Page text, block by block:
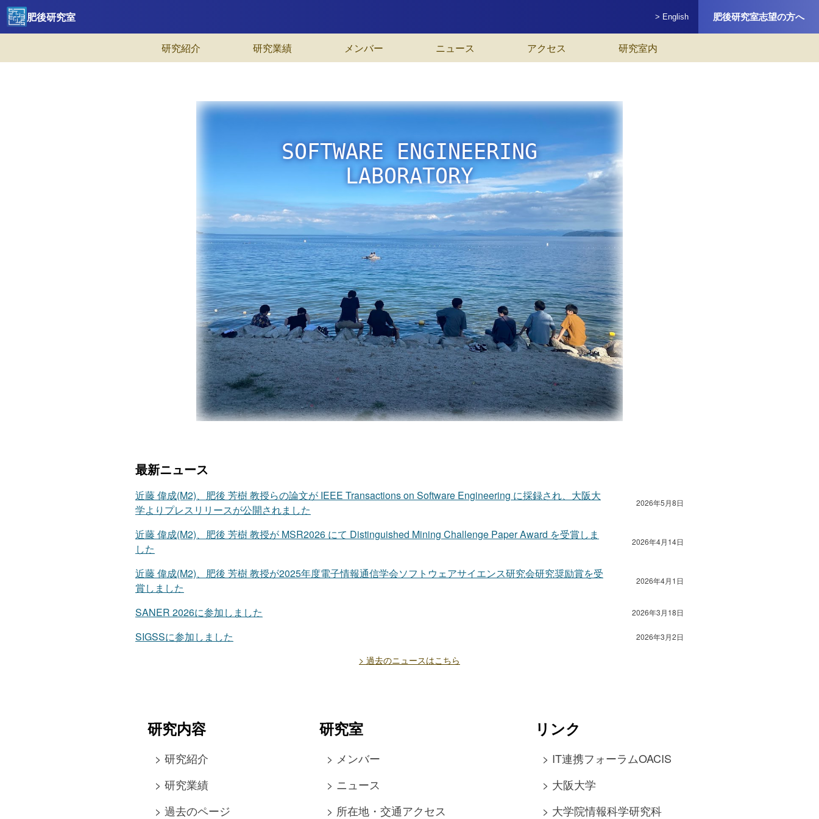
肥後研究室 > English 肥後研究室志望の方へ
研究紹介 研究業績 メンバー ニュース アクセス 研究室内
最新ニュース
近藤 偉成(M2)、肥後 芳樹 教授らの論文が IEEE Transactions on Software Engineering に採録され、大阪大
学よりプレスリリースが公開されました
2026年5月8日
近藤 偉成(M2)、肥後 芳樹 教授が MSR2026 にて Distinguished Mining Challenge Paper Award を受賞しま
した
2026年4月14日
近藤 偉成(M2)、肥後 芳樹 教授が2025年度電子情報通信学会ソフトウェアサイエンス研究会研究奨励賞を受
賞しました
2026年4月1日
SANER 2026に参加しました 2026年3月18日
SIGSSに参加しました 2026年3月2日
> 過去のニュースはこちら
研究内容
> 研究紹介
> 研究業績
> 過去のページ
研究室
> メンバー
> ニュース
> 所在地・交通アクセス
リンク
> IT連携フォーラムOACIS
> 大阪大学
> 大学院情報科学研究科